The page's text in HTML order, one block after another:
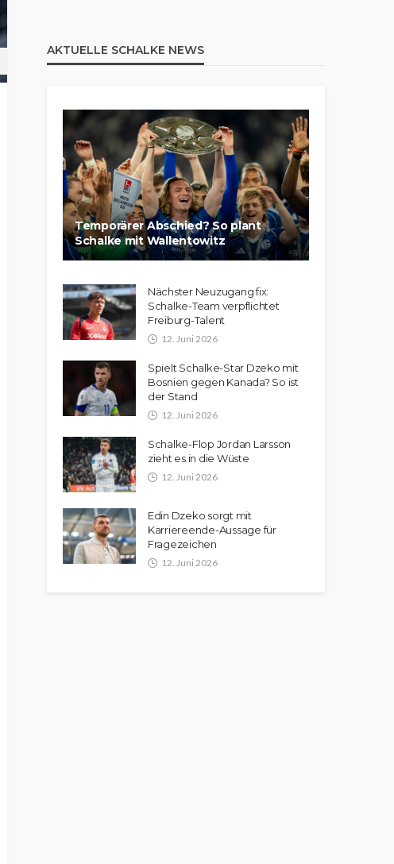
AKTUELLE SCHALKE NEWS
Temporärer Abschied? So plant
Schalke mit Wallentowitz
Nächster Neuzugang fix:
Schalke-Team verpflichtet
Freiburg-Talent
12. Juni 2026
Spielt Schalke-Star Dzeko mit
Bosnien gegen Kanada? So ist
der Stand
12. Juni 2026
Schalke-Flop Jordan Larsson
zieht es in die Wüste
12. Juni 2026
Edin Dzeko sorgt mit
Karriereende-Aussage für
Fragezeichen
12. Juni 2026